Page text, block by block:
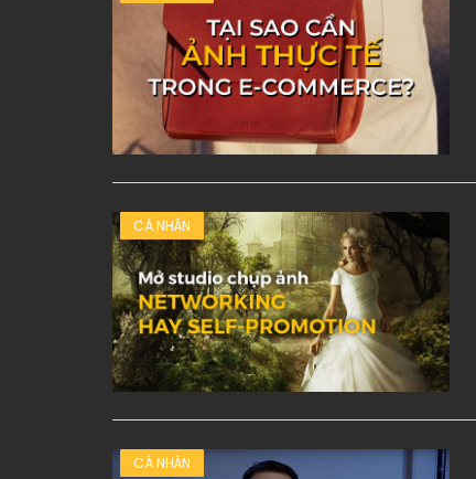
CÁ NHÂN
CÁ NHÂN